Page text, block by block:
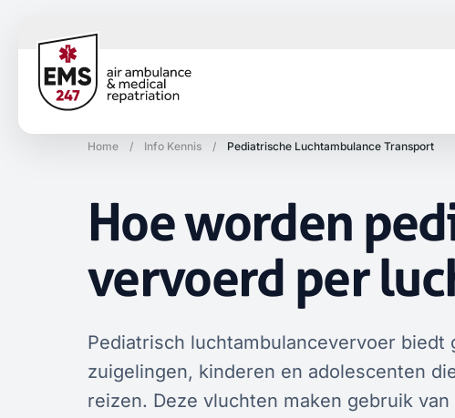
Home / Info Kennis / Pediatrische Luchtambulance Transport
Hoe worden
vervoerd per
Pediatrisch luchtambulancevervoer
zuigelingen, kinderen en adolescenten
reizen. Deze vluchten maken gebruik